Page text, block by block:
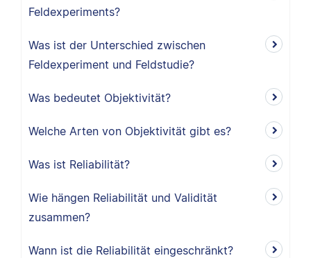
Feldexperiments?
Was ist der Unterschied zwischen
Feldexperiment und Feldstudie?
Was bedeutet Objektivität?
Welche Arten von Objektivität gibt es?
Was ist Reliabilität?
Wie hängen Reliabilität und Validität
zusammen?
Wann ist die Reliabilität eingeschränkt?